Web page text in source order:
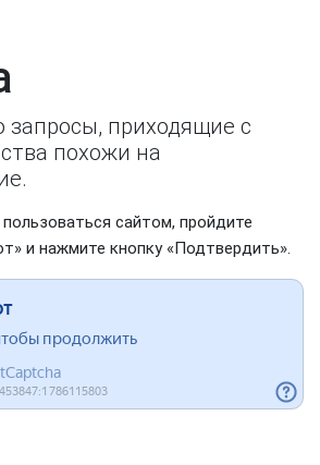
запросы, приходящие с
похожи на
сайтом, пройдите
и нажмите кнопку «Подтвердить».